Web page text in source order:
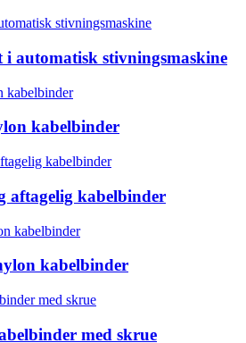
automatisk stivningsmaskine
kabelbinder
aftagelig kabelbinder
kabelbinder
med skrue